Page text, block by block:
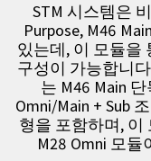
STM 시스템은
Purpose, M46
있는데, 이 모듈을
구성이 가능합니
는 M46 Main
Omni/Main + Sub
형을 포함하며, 이
M28 Omni 모